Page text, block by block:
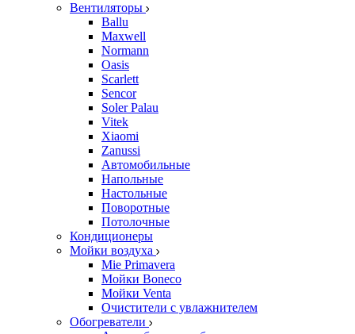
Вентиляторы
Ballu
Maxwell
Normann
Oasis
Scarlett
Sencor
Soler Palau
Vitek
Xiaomi
Zanussi
Автомобильные
Напольные
Настольные
Поворотные
Потолочные
Кондиционеры
Мойки воздуха
Mie Primavera
Мойки Boneco
Мойки Venta
Очистители с увлажнителем
Обогреватели